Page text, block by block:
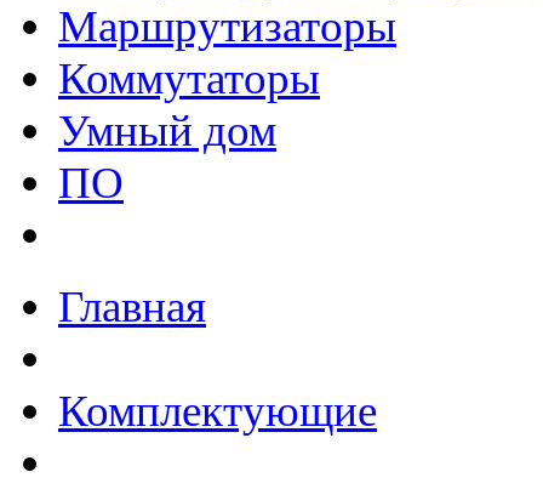
Маршрутизаторы
Коммутаторы
Умный дом
ПО
Главная
Комплектующие